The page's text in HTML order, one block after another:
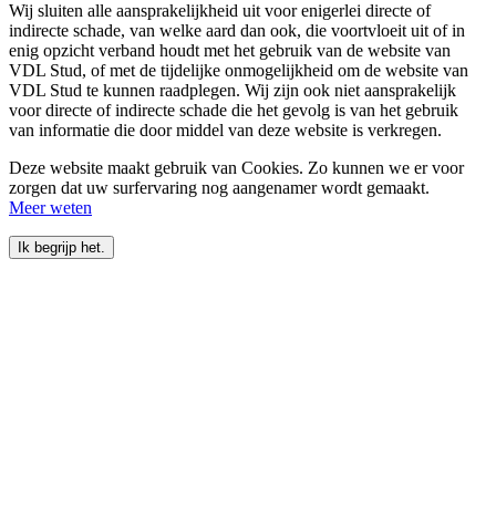
Wij sluiten alle aansprakelijkheid uit voor enigerlei directe of
indirecte schade, van welke aard dan ook, die voortvloeit uit of in
enig opzicht verband houdt met het gebruik van de website van
VDL Stud, of met de tijdelijke onmogelijkheid om de website van
VDL Stud te kunnen raadplegen. Wij zijn ook niet aansprakelijk
voor directe of indirecte schade die het gevolg is van het gebruik
van informatie die door middel van deze website is verkregen.
Deze website maakt gebruik van Cookies. Zo kunnen we er voor
zorgen dat uw surfervaring nog aangenamer wordt gemaakt.
Meer weten
Ik begrijp het.